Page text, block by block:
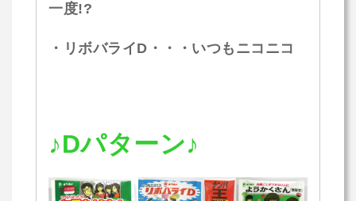
一度!?
・リボバライD・・・いつもニコニコ
♪Dパターン♪